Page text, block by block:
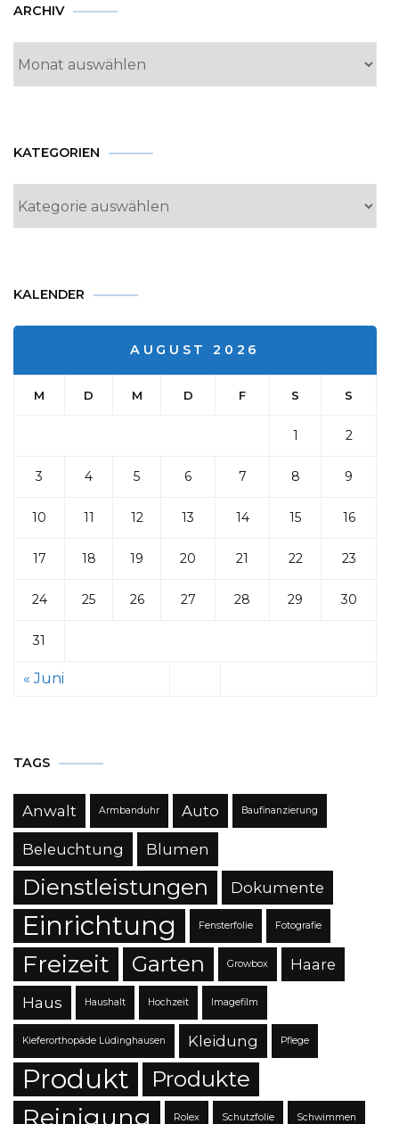
ARCHIV Archiv
KATEGORIEN
KALENDER
AUGUST 2026
M D M D F S S
1 2
3 4 5 6 7 8 9
10 11 12 13 14 15 16
17 18 19 20 21 22 23
24 25 26 27 28 29 30
31
« Juni
TAGS
Anwalt Armbanduhr Auto Baufinanzierung
Beleuchtung Blumen
Dienstleistungen Dokumente
Einrichtung Fensterfolie Fotografie
Freizeit Garten Growbox Haare
Haus Haushalt Hochzeit Imagefilm
Kieferorthopäde Lüdinghausen Kleidung Pflege
Produkt Produkte
Reinigung Rolex Schutzfolie Schwimmen